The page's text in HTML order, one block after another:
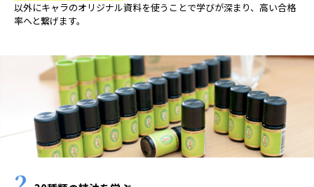
以外にキャラのオリジナル資料を使うことで学びが深まり、高い合格
率へと繋げます。